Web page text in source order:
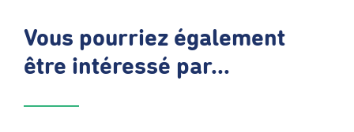
Vous pourriez également
être intéressé par...